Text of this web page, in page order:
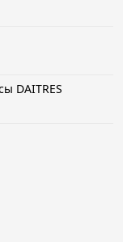
DAITRES